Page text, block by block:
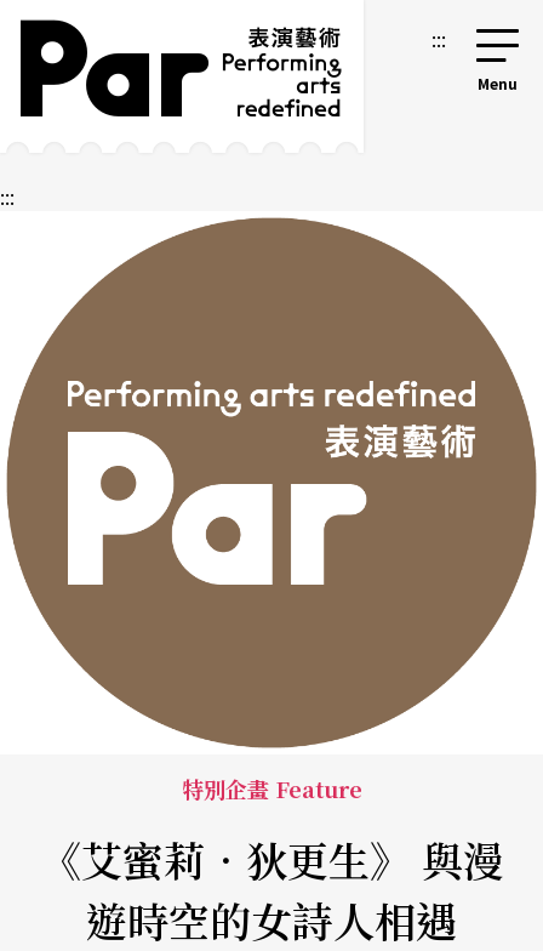
跳到主要內容區塊
網站導覽 :::
:::
特別企畫 Feature
《艾蜜莉．狄更生》 與漫
遊時空的女詩人相遇